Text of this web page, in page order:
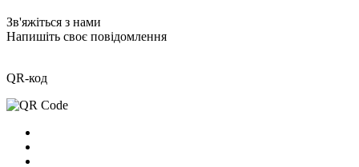
Зв'яжіться з нами
Напишіть своє повідомлення
QR-код